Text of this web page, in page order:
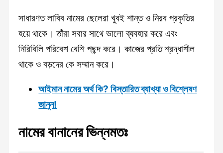
সাধারণত লাবিব নামের ছেলেরা খুবই শান্ত ও নিরব প্রকৃতির
হয়ে থাকে। তাঁরা সবার সাথে ভালো ব্যবহার করে এবং
নিরিবিলি পরিবেশ বেশি পছন্দ করে। কাজের প্রতি শ্রদ্ধাশীল
থাকে ও বড়দের কে সম্মান করে।
আইমান নামের অর্থ কি? বিস্তারিত ব্যাখ্যা ও বিশ্লেষণ
জানুন!
নামের বানানের ভিন্নমতঃ